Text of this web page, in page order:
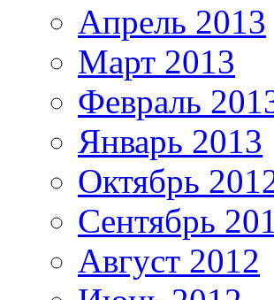
Апрель 2013
Март 2013
Февраль
Январь 2013
Октябрь
Сентябрь
Август 2012